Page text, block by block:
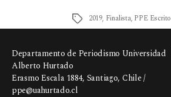
2019, Finalista, PPE Escrito
Departamento de Periodismo Universidad
Alberto Hurtado
Erasmo Escala 1884, Santiago, Chile /
ppe@uahurtado.cl